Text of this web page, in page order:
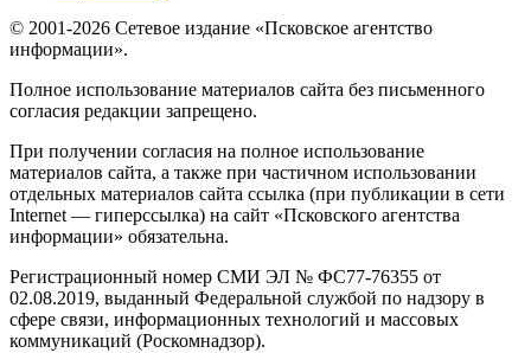
© 2001-2026 Сетевое издание «Псковское агентство
информации».
Полное использование материалов сайта без письменного
согласия редакции запрещено.
При получении согласия на полное использование
материалов сайта, а также при частичном использовании
отдельных материалов сайта ссылка (при публикации в сети
Internet — гиперссылка) на сайт «Псковского агентства
информации» обязательна.
Регистрационный номер СМИ ЭЛ № ФС77-76355 от
02.08.2019, выданный Федеральной службой по надзору в
сфере связи, информационных технологий и массовых
коммуникаций (Роскомнадзор).